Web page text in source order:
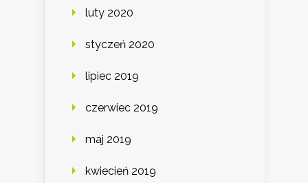
luty 2020
styczeń 2020
lipiec 2019
czerwiec 2019
maj 2019
kwiecień 2019